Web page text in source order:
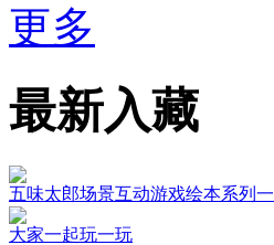
更多
最新入藏
五味太郎场景互动游戏绘本系列一
大家一起玩一玩